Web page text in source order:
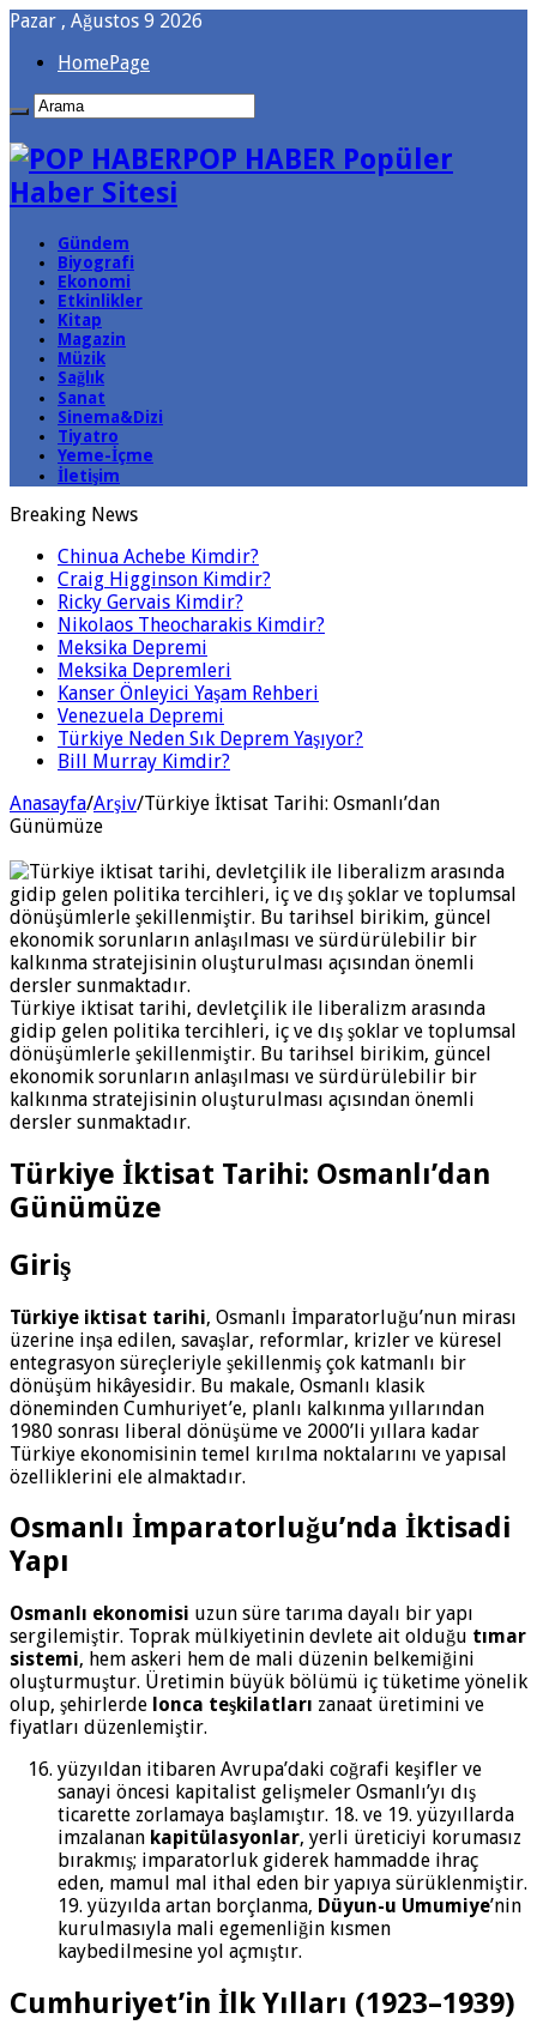
Pazar , Ağustos 9 2026
HomePage
POP HABER Popüler
Haber Sitesi
Gündem
Biyografi
Ekonomi
Etkinlikler
Kitap
Magazin
Müzik
Sağlık
Sanat
Sinema&Dizi
Tiyatro
Yeme-İçme
İletişim
Breaking News
Chinua Achebe Kimdir?
Craig Higginson Kimdir?
Ricky Gervais Kimdir?
Nikolaos Theocharakis Kimdir?
Meksika Depremi
Meksika Depremleri
Kanser Önleyici Yaşam Rehberi
Venezuela Depremi
Türkiye Neden Sık Deprem Yaşıyor?
Bill Murray Kimdir?
Anasayfa/Arşiv/Türkiye İktisat Tarihi: Osmanlı’dan
Günümüze
Türkiye iktisat tarihi, devletçilik ile liberalizm arasında
gidip gelen politika tercihleri, iç ve dış şoklar ve toplumsal
dönüşümlerle şekillenmiştir. Bu tarihsel birikim, güncel
ekonomik sorunların anlaşılması ve sürdürülebilir bir
kalkınma stratejisinin oluşturulması açısından önemli
dersler sunmaktadır.
Türkiye İktisat Tarihi: Osmanlı’dan
Günümüze
Giriş
Türkiye iktisat tarihi, Osmanlı İmparatorluğu’nun mirası
üzerine inşa edilen, savaşlar, reformlar, krizler ve küresel
entegrasyon süreçleriyle şekillenmiş çok katmanlı bir
dönüşüm hikâyesidir. Bu makale, Osmanlı klasik
döneminden Cumhuriyet’e, planlı kalkınma yıllarından
1980 sonrası liberal dönüşüme ve 2000’li yıllara kadar
Türkiye ekonomisinin temel kırılma noktalarını ve yapısal
özelliklerini ele almaktadır.
Osmanlı İmparatorluğu’nda İktisadi
Yapı
Osmanlı ekonomisi uzun süre tarıma dayalı bir yapı
sergilemiştir. Toprak mülkiyetinin devlete ait olduğu tımar
sistemi, hem askeri hem de mali düzenin belkemiğini
oluşturmuştur. Üretimin büyük bölümü iç tüketime yönelik
olup, şehirlerde lonca teşkilatları zanaat üretimini ve
fiyatları düzenlemiştir.
yüzyıldan itibaren Avrupa’daki coğrafi keşifler ve
sanayi öncesi kapitalist gelişmeler Osmanlı’yı dış
ticarette zorlamaya başlamıştır. 18. ve 19. yüzyıllarda
imzalanan kapitülasyonlar, yerli üreticiyi korumasız
bırakmış; imparatorluk giderek hammadde ihraç
eden, mamul mal ithal eden bir yapıya sürüklenmiştir.
19. yüzyılda artan borçlanma, Düyun-u Umumiye’nin
kurulmasıyla mali egemenliğin kısmen
kaybedilmesine yol açmıştır.
Cumhuriyet’in İlk Yılları (1923–1939)